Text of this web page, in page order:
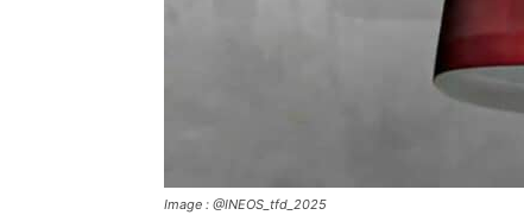
Image : @INEOS_tfd_2025